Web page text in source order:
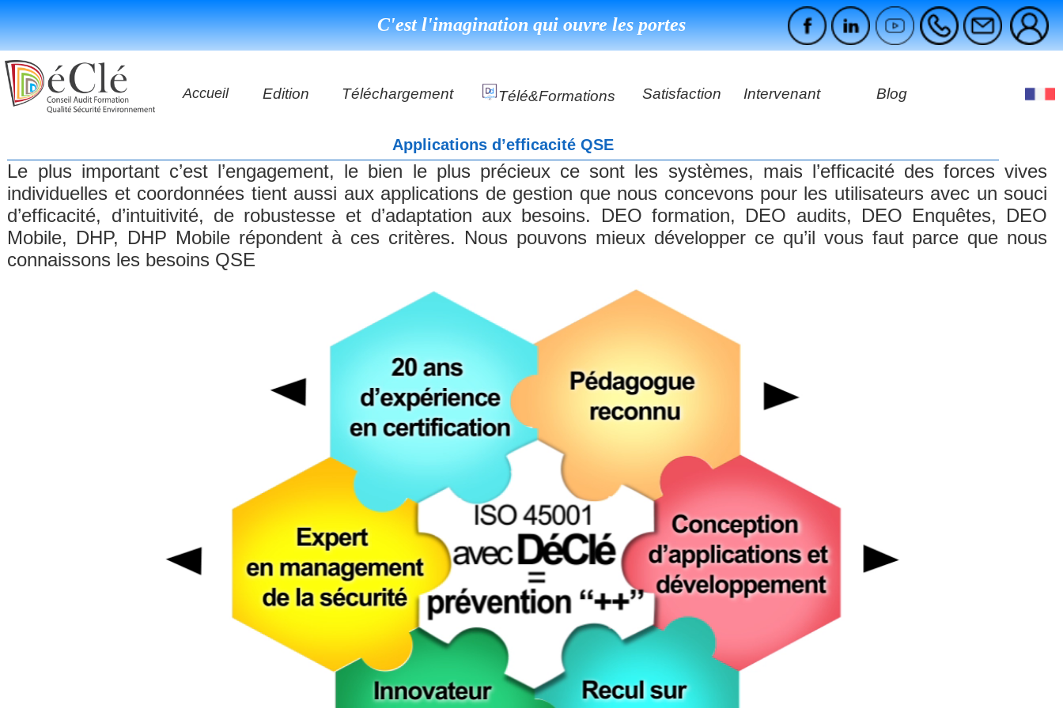
C'est l'imagination qui ouvre les portes
Accueil Edition
Les applications
DéClé Excellence Opérationnel Formation
DéClé Excellence Opérationnel Audit
DHP
Les livres
Téléchargement Télé&formations Satisfaction
Témoignages
Intervenant Blog
Applications d’efficacité QSE
Le plus important c’est l’engagement, le bien le plus précieux ce sont les systèmes, mais l’efficacité des forces vives
individuelles et coordonnées tient aussi aux applications de gestion que nous concevons pour les utilisateurs avec un souci
d’efficacité, d’intuitivité, de robustesse et d’adaptation aux besoins. DEO formation, DEO audits, DEO Enquêtes, DEO
Mobile, DHP, DHP Mobile répondent à ces critères. Nous pouvons mieux développer ce qu’il vous faut parce que nous
connaissons les besoins QSE